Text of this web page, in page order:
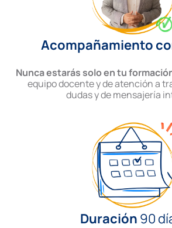
Acompañamiento
Nunca estarás solo en tu
equipo docente y de atención a
dudas y de mensajería
Duración 90